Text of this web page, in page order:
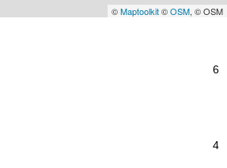
©Maptoolkit©OSM, © OSM
6
4